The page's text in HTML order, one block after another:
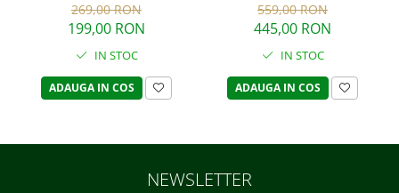
269,00 RON
199,00 RON
IN STOC
ADAUGA IN COS
559,00 RON
445,00 RON
IN STOC
ADAUGA IN COS
NEWSLETTER